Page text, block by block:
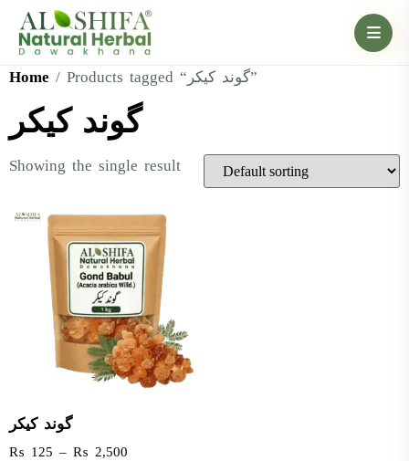
Home / Products tagged “گوند کیکر”
گوند کیکر
Showing the single result
گوند کیکر
₨ 125 – ₨ 2,500